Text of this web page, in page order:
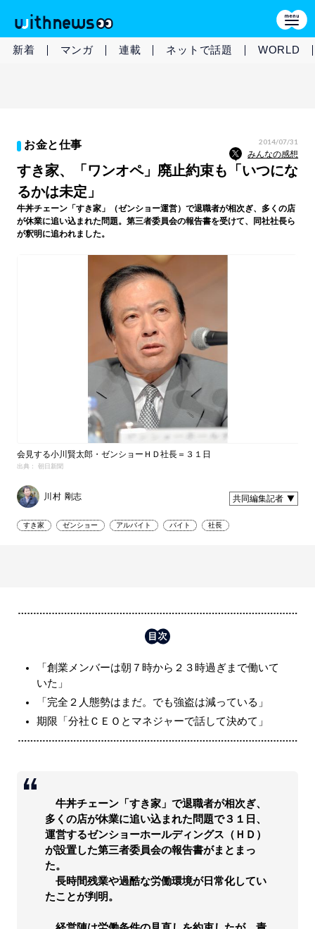
新着 マンガ 連載 ネットで話題 WORLD
お金と仕事 2014/07/31
みんなの感想
すき家、「ワンオペ」廃止約束も「いつにな
るかは未定」
牛丼チェーン「すき家」（ゼンショー運営）で退職者が相次ぎ、多くの店
が休業に追い込まれた問題。第三者委員会の報告書を受けて、同社社長ら
が釈明に追われました。
会見する小川賢太郎・ゼンショーＨＤ社長＝３１日
出典： 朝日新聞
川村 剛志 共同編集記者
すき家 ゼンショー アルバイト バイト 社長
「創業メンバーは朝７時から２３時過ぎまで働いて
いた」
「完全２人態勢はまだ。でも強盗は減っている」
期限「分社ＣＥＯとマネジャーで話して決めて」
牛丼チェーン「すき家」で退職者が相次ぎ、
多くの店が休業に追い込まれた問題で３１日、
運営するゼンショーホールディングス（ＨＤ）
が設置した第三者委員会の報告書がまとまっ
た。
長時間残業や過酷な労働環境が日常化してい
たことが判明。